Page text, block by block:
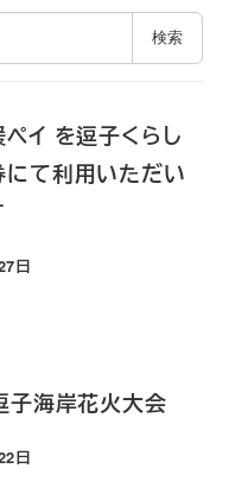
検索
イ を逗子くらし
て利用いただい
日
子海岸花火大会
日